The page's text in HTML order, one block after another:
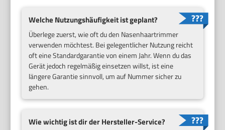
Welche Nutzungshäufigkeit ist geplant?
Überlege zuerst, wie oft du den Nasenhaartrimmer
verwenden möchtest. Bei gelegentlicher Nutzung reicht
oft eine Standardgarantie von einem Jahr. Wenn du das
Gerät jedoch regelmäßig einsetzen willst, ist eine
längere Garantie sinnvoll, um auf Nummer sicher zu
gehen.
Wie wichtig ist dir der Hersteller-Service?